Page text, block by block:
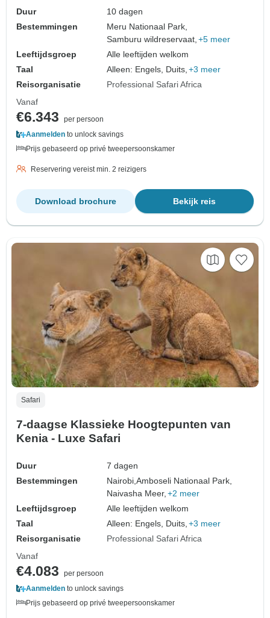
Duur
10 dagen
Bestemmingen
Meru Nationaal Park,
Samburu wildreservaat, +5 meer
Leeftijdsgroep
Alle leeftijden welkom
Taal
Alleen: Engels, Duits, +3 meer
Reisorganisatie
Professional Safari Africa
Vanaf
€6.343
per persoon
Aanmelden to unlock savings
Prijs gebaseerd op privé tweepersoonskamer
Reservering vereist min. 2 reizigers
Bekijk reis
Download brochure
Safari
7-daagse Klassieke Hoogtepunten van
Kenia - Luxe Safari
Duur
7 dagen
Bestemmingen
Nairobi,Amboseli Nationaal Park,
Naivasha Meer, +2 meer
Leeftijdsgroep
Alle leeftijden welkom
Taal
Alleen: Engels, Duits, +3 meer
Reisorganisatie
Professional Safari Africa
Vanaf
€4.083
per persoon
Aanmelden to unlock savings
Prijs gebaseerd op privé tweepersoonskamer